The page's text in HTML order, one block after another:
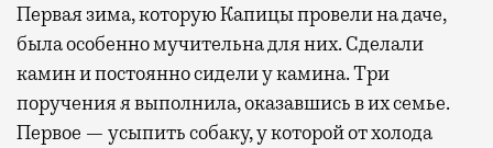
Первая зима, которую Капицы провели на даче,
была особенно мучительна для них. Сделали
камин и постоянно сидели у камина. Три
поручения я выполнила, оказавшись в их семье.
Первое — усыпить собаку, у которой от холода